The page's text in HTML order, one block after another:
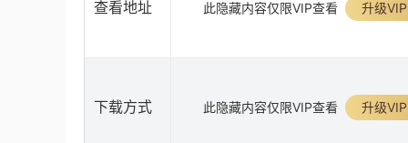
查看地址 此隐藏内容仅限VIP查看 升级VIP
下载方式 此隐藏内容仅限VIP查看 升级VIP